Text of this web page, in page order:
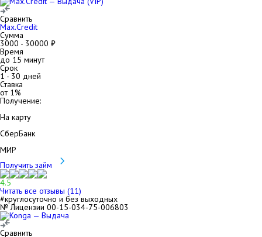
Сравнить
Max.Credit
Сумма
3000 - 30000 ₽
Время
до 15 минут
Срок
1- 30 дней
Ставка
от 1%
Получение:
На карту
СберБанк
МИР
Получить займ
4.5
Читать все отзывы (11)
#круглосуточно и без выходных
№ Лицензии 00-15-034-75-006803
Сравнить